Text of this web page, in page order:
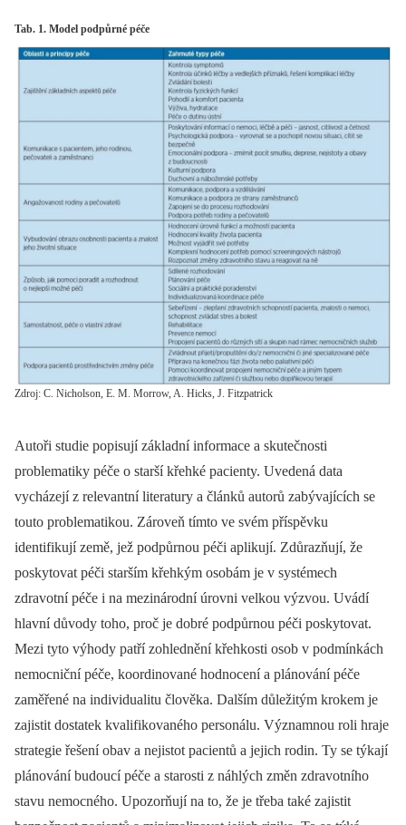
Tab. 1. Model podpůrné péče
Zdroj: C. Nicholson, E. M. Morrow, A. Hicks, J. Fitzpatrick
Autoři studie popisují základní informace a skutečnosti
problematiky péče o starší křehké pacienty. Uvedená data
vycházejí z relevantní literatury a článků autorů zabývajících se
touto problematikou. Zároveň tímto ve svém příspěvku
identifikují země, jež podpůrnou péči aplikují. Zdůrazňují, že
poskytovat péči starším křehkým osobám je v systémech
zdravotní péče i na mezinárodní úrovni velkou výzvou. Uvádí
hlavní důvody toho, proč je dobré podpůrnou péči poskytovat.
Mezi tyto výhody patří zohlednění křehkosti osob v podmínkách
nemocniční péče, koordinované hodnocení a plánování péče
zaměřené na individualitu člověka. Dalším důležitým krokem je
zajistit dostatek kvalifikovaného personálu. Významnou roli hraje
strategie řešení obav a nejistot pacientů a jejich rodin. Ty se týkají
plánování budoucí péče a starosti z náhlých změn zdravotního
stavu nemocného. Upozorňují na to, že je třeba také zajistit